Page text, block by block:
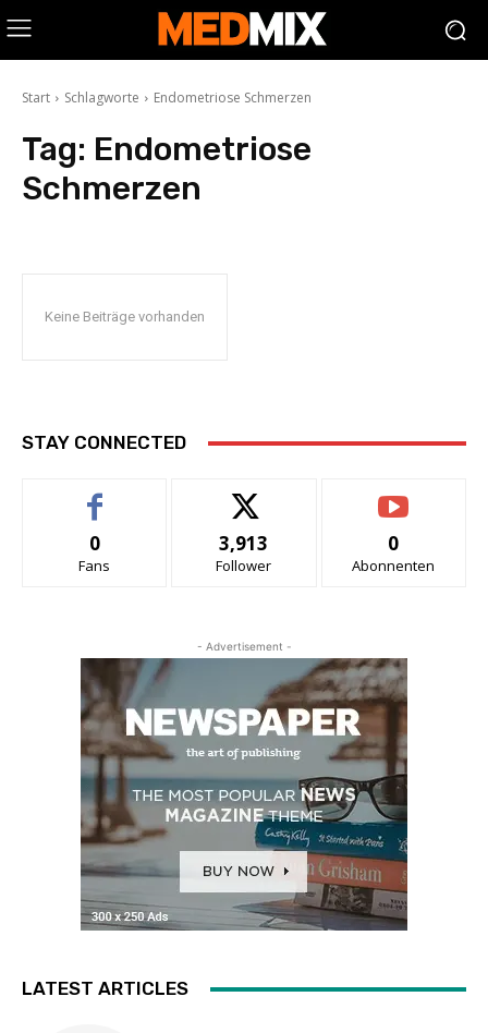
Start Schlagworte Endometriose Schmerzen
Tag: Endometriose
Schmerzen
Keine Beiträge vorhanden
STAY CONNECTED
0
Fans
3,913
Follower
0
Abonnenten
- Advertisement -
LATEST ARTICLES